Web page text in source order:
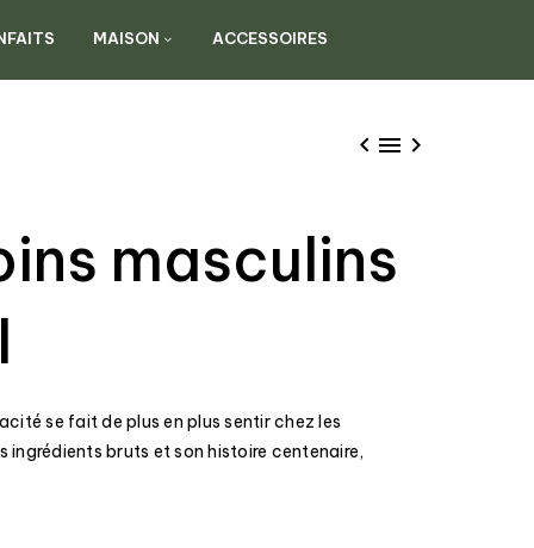
MAISON ACCESSOIRES
  
masculins
se fait de plus en plus sentir chez les
ingrédients bruts et son histoire centenaire,